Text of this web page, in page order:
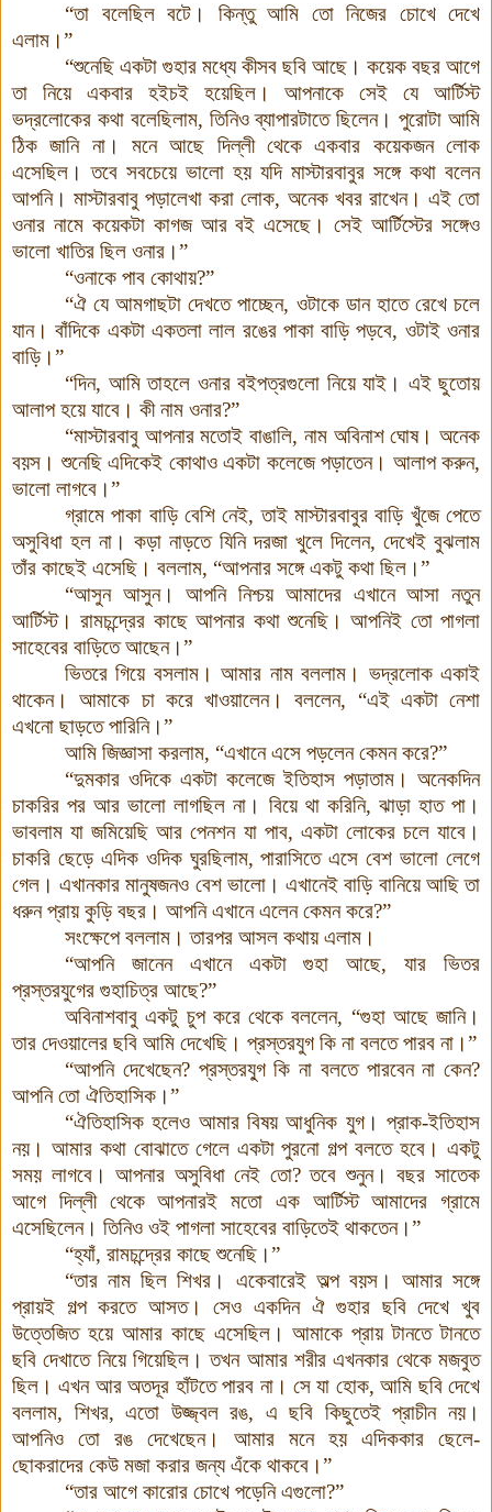
“তা বলেছিল বটে। কিন্তু আমি তো নিজের চোখে দেখে
এলাম।”
“শুনেছি একটা গুহার মধ্যে কীসব ছবি আছে। কয়েক বছর আগে
তা নিয়ে একবার হইচই হয়েছিল। আপনাকে সেই যে আর্টিস্ট
ভদ্রলোকের কথা বলেছিলাম, তিনিও ব্যাপারটাতে ছিলেন। পুরোটা আমি
ঠিক জানি না। মনে আছে দিল্লী থেকে একবার কয়েকজন লোক
এসেছিল। তবে সবচেয়ে ভালো হয় যদি মাস্টারবাবুর সঙ্গে কথা বলেন
আপনি। মাস্টারবাবু পড়ালেখা করা লোক, অনেক খবর রাখেন। এই তো
ওনার নামে কয়েকটা কাগজ আর বই এসেছে। সেই আর্টিস্টের সঙ্গেও
ভালো খাতির ছিল ওনার।”
“ওনাকে পাব কোথায়?”
“ঐ যে আমগাছটা দেখতে পাচ্ছেন, ওটাকে ডান হাতে রেখে চলে
যান। বাঁদিকে একটা একতলা লাল রঙের পাকা বাড়ি পড়বে, ওটাই ওনার
বাড়ি।”
“দিন, আমি তাহলে ওনার বইপত্রগুলো নিয়ে যাই। এই ছুতোয়
আলাপ হয়ে যাবে। কী নাম ওনার?”
“মাস্টারবাবু আপনার মতোই বাঙালি, নাম অবিনাশ ঘোষ। অনেক
বয়স। শুনেছি এদিকেই কোথাও একটা কলেজে পড়াতেন। আলাপ করুন,
ভালো লাগবে।”
গ্রামে পাকা বাড়ি বেশি নেই, তাই মাস্টারবাবুর বাড়ি খুঁজে পেতে
অসুবিধা হল না। কড়া নাড়তে যিনি দরজা খুলে দিলেন, দেখেই বুঝলাম
তাঁর কাছেই এসেছি। বললাম, “আপনার সঙ্গে একটু কথা ছিল।”
“আসুন আসুন। আপনি নিশ্চয় আমাদের এখানে আসা নতুন
আর্টিস্ট। রামচন্দ্রের কাছে আপনার কথা শুনেছি। আপনিই তো পাগলা
সাহেবের বাড়িতে আছেন।”
ভিতরে গিয়ে বসলাম। আমার নাম বললাম। ভদ্রলোক একাই
থাকেন। আমাকে চা করে খাওয়ালেন। বললেন, “এই একটা নেশা
এখনো ছাড়তে পারিনি।”
আমি জিজ্ঞাসা করলাম, “এখানে এসে পড়লেন কেমন করে?”
“দুমকার ওদিকে একটা কলেজে ইতিহাস পড়াতাম। অনেকদিন
চাকরির পর আর ভালো লাগছিল না। বিয়ে থা করিনি, ঝাড়া হাত পা।
ভাবলাম যা জমিয়েছি আর পেনশন যা পাব, একটা লোকের চলে যাবে।
চাকরি ছেড়ে এদিক ওদিক ঘুরছিলাম, পারাসিতে এসে বেশ ভালো লেগে
গেল। এখানকার মানুষজনও বেশ ভালো। এখানেই বাড়ি বানিয়ে আছি তা
ধরুন প্রায় কুড়ি বছর । আপনি এখানে এলেন কেমন করে?”
সংক্ষেপে বললাম। তারপর আসল কথায় এলাম।
“আপনি জানেন এখানে একটা গুহা আছে, যার ভিতর
প্রস্তরযুগের গুহাচিত্র আছে?”
অবিনাশবাবু একটু চুপ করে থেকে বললেন, “গুহা আছে জানি।
তার দেওয়ালের ছবি আমি দেখেছি। প্রস্তরযুগ কি না বলতে পারব না।”
“আপনি দেখেছেন? প্রস্তরযু্গ কি না বলতে পারবেন না কেন?
আপনি তো ঐতিহাসিক ।”
“ঐতিহাসিক হলেও আমার বিষয় আধুনিক যুগ। প্রাক-ইতিহাস
নয়। আমার কথা বোঝাতে গেলে একটা পুরনো গল্প বলতে হবে। একটু
সময় লাগবে। আপনার অসুবিধা নেই তো? তবে শুনুন। বছর সাতেক
আগে দিল্লী থেকে আপনারই মতো এক আর্টিস্ট আমাদের গ্রামে
এসেছিলেন। তিনিও ওই পাগলা সাহেবের বাড়িতেই থাকতেন।”
“হ্যাঁ, রামচন্দ্রের কাছে শুনেছি।”
“তার নাম ছিল শিখর। একেবারেই অল্প বয়স। আমার সঙ্গে
প্রায়ই গল্প করতে আসত। সেও একদিন ঐ গুহার ছবি দেখে খুব
উত্তেজিত হয়ে আমার কাছে এসেছিল। আমাকে প্রায় টানতে টানতে
ছবি দেখাতে নিয়ে গিয়েছিল ।তখন আমার শরীর এখনকার থেকে মজবুত
ছিল। এখন আর অতদূর হাঁটতে পারব না। সে যা হোক, আমি ছবি দেখে
বললাম, শিখর, এতো উজ্জ্বল রঙ, এ ছবি কিছুতেই প্রাচীন নয়।
আপনিও তো রঙ দেখেছেন। আমার মনে হয় এদিককার ছেলে-
ছোকরাদের কেউ মজা করার জন্য এঁকে থাকবে।”
“তার আগে কারোর চোখে পড়েনি এগুলো?”